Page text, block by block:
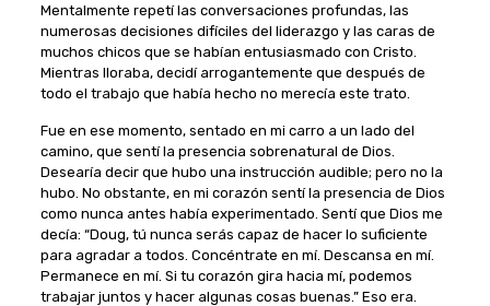
Mentalmente repetí las conversaciones profundas, las
numerosas decisiones difíciles del liderazgo y las caras de
muchos chicos que se habían entusiasmado con Cristo.
Mientras lloraba, decidí arrogantemente que después de
todo el trabajo que había hecho no merecía este trato.
Fue en ese momento, sentado en mi carro a un lado del
camino, que sentí la presencia sobrenatural de Dios.
Desearía decir que hubo una instrucción audible; pero no la
hubo. No obstante, en mi corazón sentí la presencia de Dios
como nunca antes había experimentado. Sentí que Dios me
decía: “Doug, tú nunca serás capaz de hacer lo suficiente
para agradar a todos. Concéntrate en mí. Descansa en mí.
Permanece en mí. Si tu corazón gira hacia mí, podemos
trabajar juntos y hacer algunas cosas buenas.” Eso era.